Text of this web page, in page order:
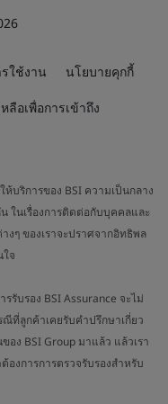
ใช้งาน นโยบายคุกกี้
ลือเพื่อการเข้าถึง
บริการของ BSI ความเป็นกลาง
ในเรื่องการติดต่อกับบุคคลและ
ๆ ของเราจะปราศจากอิทธิพล
จ
รับรอง BSI Assurance จะไม่
ที่ลูกค้าเคยรับคำปรึกษาเกี่ยว
ง BSI Group มาแล้ว แล้วเรา
องการการตรวจรับรองสำหรับ